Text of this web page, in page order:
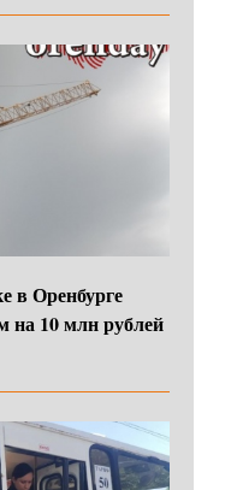
в Оренбурге
на 10 млн рублей